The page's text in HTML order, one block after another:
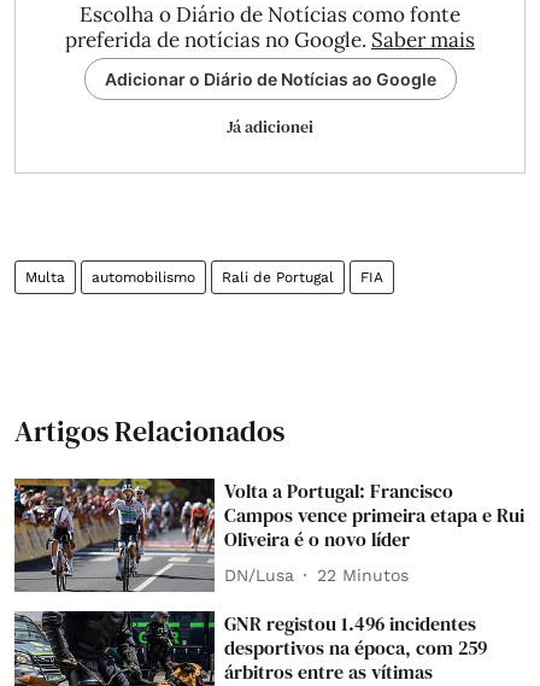
Escolha o Diário de Notícias como fonte
preferida de notícias no Google. Saber mais
Adicionar o Diário de Notícias ao Google
Já adicionei
Multa automobilismo Rali de Portugal FIA
Artigos Relacionados
Volta a Portugal: Francisco
Campos vence primeira etapa e Rui
Oliveira é o novo líder
DN/Lusa 22 Minutos
GNR registou 1.496 incidentes
desportivos na época, com 259
árbitros entre as vítimas